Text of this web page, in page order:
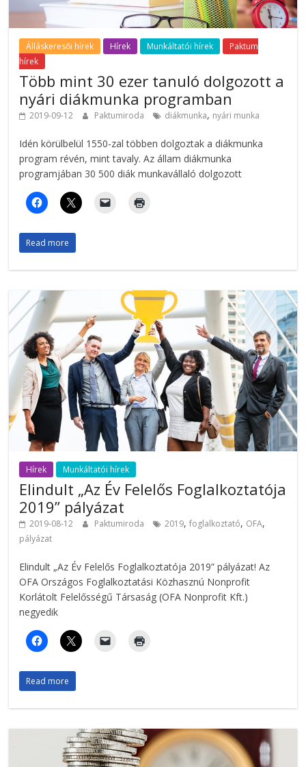
Álláskeresői hírek Hírek Munkáltatói hírek
Paktum
hírek
Több mint 30 ezer tanuló dolgozott a
nyári diákmunka programban
2019-09-12 Paktumiroda diákmunka, nyári munka
Idén körülbelül 1550-zal többen dolgoztak a diákmunka
program révén, mint tavaly. Az állam diákmunka
programjában 30 500 diák munkavállaló dolgozott
Read more
Hírek Munkáltatói hírek
Elindult „Az Év Felelős Foglalkoztatója
2019” pályázat
2019-08-12 Paktumiroda 2019,foglalkoztató, OFA,
pályázat
Elindult „Az Év Felelős Foglalkoztatója 2019” pályázat! Az
OFA Országos Foglalkoztatási Közhasznú Nonprofit
Korlátolt Felelősségű Társaság (OFA Nonprofit Kft.)
negyedik
Read more